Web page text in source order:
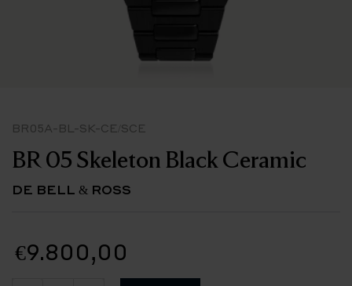
BR05A-BL-SK-CE/SCE
BR 05 Skeleton Black Ceramic
DE BELL & ROSS
€9.800,00